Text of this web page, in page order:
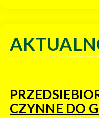
CZYNNE DO